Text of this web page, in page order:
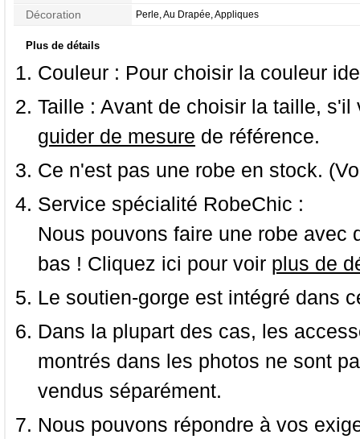
Décoration Perle, Au Drapée, Appliques
Plus de détails
Couleur : Pour choisir la couleur
Taille : Avant de choisir la taille,
guider de mesure de référence.
Ce n'est pas une robe en stock.
Service spécialité RobeChic :
Nous pouvons faire une robe
bas ! Cliquez ici pour voir plus de
Le soutien-gorge est intégré dans
Dans la plupart des cas, les
montrés dans les photos ne sont
vendus séparément.
Nous pouvons répondre à vos